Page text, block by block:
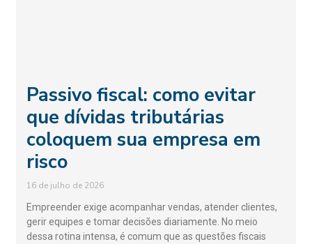
Passivo fiscal: como evitar
que dívidas tributárias
coloquem sua empresa em
risco
16 de julho de 2026
Empreender exige acompanhar vendas, atender clientes,
gerir equipes e tomar decisões diariamente. No meio
dessa rotina intensa, é comum que as questões fiscais